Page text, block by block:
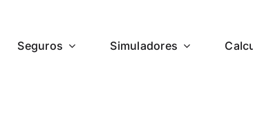
Seguros Simuladores